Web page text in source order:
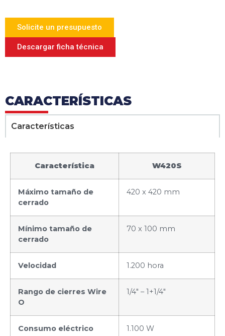
Solicite un presupuesto
Descargar ficha técnica
CARACTERÍSTICAS
Características
Característica W420S
Máximo tamaño de
cerrado
420 x 420 mm
Mínimo tamaño de
cerrado
70 x 100 mm
Velocidad 1.200 hora
Rango de cierres Wire
O
1/4″ – 1+1/4″
Consumo eléctrico 1.100 W